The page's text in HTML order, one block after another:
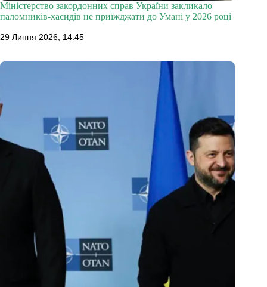
Міністерство закордонних справ України закликало
паломників-хасидів не приїжджати до Умані у 2026 році
29 Липня 2026, 14:45